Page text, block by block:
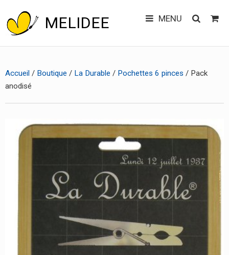
MELIDEE
menu
MENU
content
Accueil / Boutique / La Durable / Pochettes 6 pinces / Pack
anodisé